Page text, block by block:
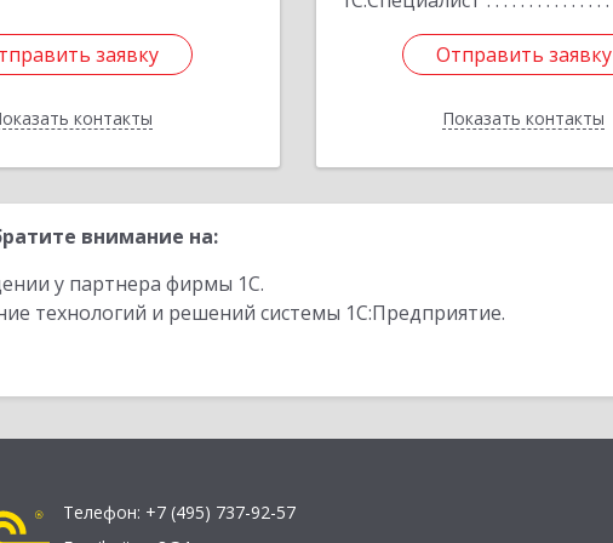
заявку
контакты
заявку
Назад
Отправить заявку
Показать контакты
Отправить заявку
Назад
внимание на:
у партнера фирмы 1С.
технологий и решений системы 1С:Предприятие.
Телефон: +7 (495) 737-92-57